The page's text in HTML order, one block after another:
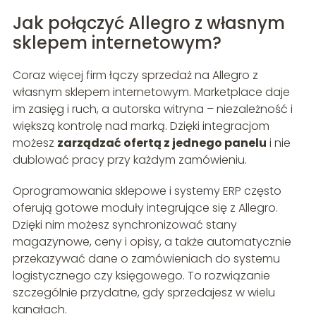
Jak połączyć Allegro z własnym
sklepem internetowym?
Coraz więcej firm łączy sprzedaż na Allegro z
własnym sklepem internetowym. Marketplace daje
im zasięg i ruch, a autorska witryna – niezależność i
większą kontrolę nad marką. Dzięki integracjom
możesz zarządzać ofertą z jednego panelu i nie
dublować pracy przy każdym zamówieniu.
Oprogramowania sklepowe i systemy ERP często
oferują gotowe moduły integrujące się z Allegro.
Dzięki nim możesz synchronizować stany
magazynowe, ceny i opisy, a także automatycznie
przekazywać dane o zamówieniach do systemu
logistycznego czy księgowego. To rozwiązanie
szczególnie przydatne, gdy sprzedajesz w wielu
kanałach.